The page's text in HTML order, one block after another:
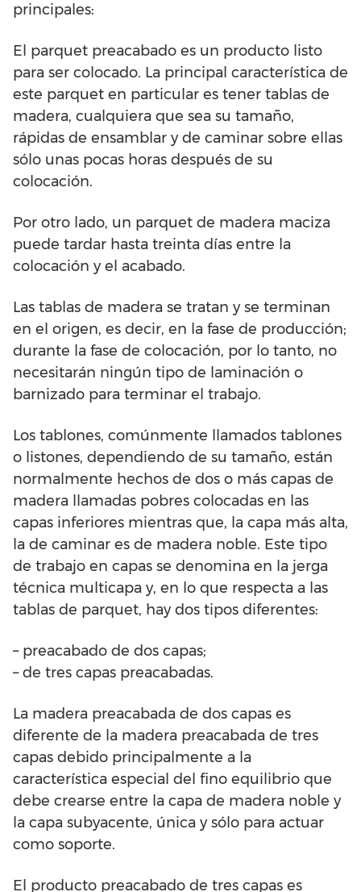
principales:
El parquet preacabado es un producto listo
para ser colocado. La principal característica de
este parquet en particular es tener tablas de
madera, cualquiera que sea su tamaño,
rápidas de ensamblar y de caminar sobre ellas
sólo unas pocas horas después de su
colocación.
Por otro lado, un parquet de madera maciza
puede tardar hasta treinta días entre la
colocación y el acabado.
Las tablas de madera se tratan y se terminan
en el origen, es decir, en la fase de producción;
durante la fase de colocación, por lo tanto, no
necesitarán ningún tipo de laminación o
barnizado para terminar el trabajo.
Los tablones, comúnmente llamados tablones
o listones, dependiendo de su tamaño, están
normalmente hechos de dos o más capas de
madera llamadas pobres colocadas en las
capas inferiores mientras que, la capa más alta,
la de caminar es de madera noble. Este tipo
de trabajo en capas se denomina en la jerga
técnica multicapa y, en lo que respecta a las
tablas de parquet, hay dos tipos diferentes:
– preacabado de dos capas;
– de tres capas preacabadas.
La madera preacabada de dos capas es
diferente de la madera preacabada de tres
capas debido principalmente a la
característica especial del fino equilibrio que
debe crearse entre la capa de madera noble y
la capa subyacente, única y sólo para actuar
como soporte.
El producto preacabado de tres capas es